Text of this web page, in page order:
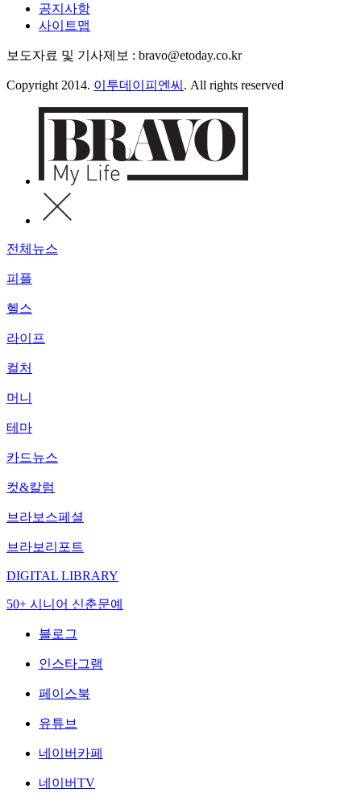
공지사항
사이트맵
보도자료 및 기사제보 : bravo@etoday.co.kr
Copyright 2014. 이투데이피엔씨 . All rights reserved
전체뉴스
피플
헬스
라이프
컬처
머니
테마
카드뉴스
컷&칼럼
브라보스페셜
브라보리포트
DIGITAL LIBRARY
50+ 시니어 신춘문예
블로그
인스타그램
페이스북
유튜브
네이버카페
네이버TV